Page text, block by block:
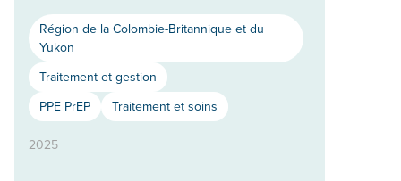
Région de la Colombie-Britannique et du
Yukon
Traitement et gestion
PPE PrEP
Traitement et soins
2025